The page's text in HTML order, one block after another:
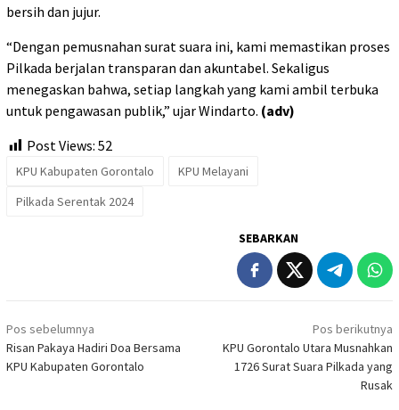
bersih dan jujur.
“Dengan pemusnahan surat suara ini, kami memastikan proses
Pilkada berjalan transparan dan akuntabel. Sekaligus
menegaskan bahwa, setiap langkah yang kami ambil terbuka
untuk pengawasan publik,” ujar Windarto. (adv)
Post Views: 52
KPU Kabupaten Gorontalo
KPU Melayani
Pilkada Serentak 2024
SEBARKAN
Navigasi
pos
Pos sebelumnya
Risan Pakaya Hadiri Doa Bersama
KPU Kabupaten Gorontalo
Pos berikutnya
KPU Gorontalo Utara Musnahkan
1726 Surat Suara Pilkada yang
Rusak